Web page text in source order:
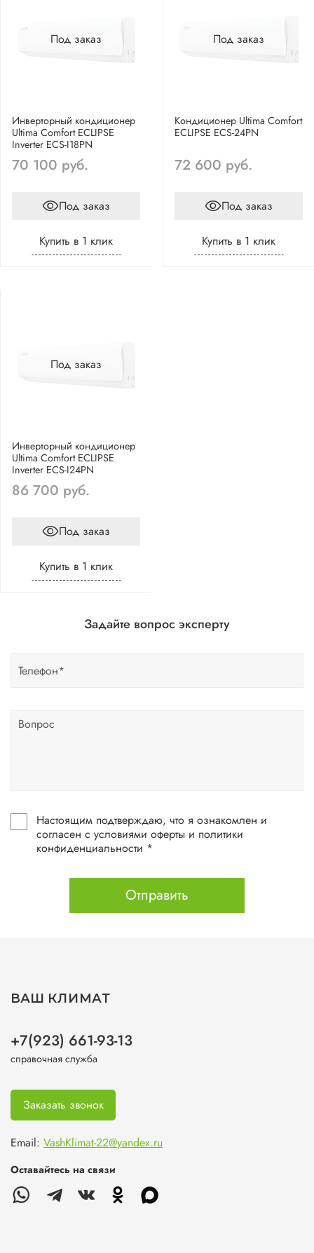
Под заказ
Инверторный кондиционер
Ultima Comfort ECLIPSE
Inverter ECS-I18PN
70 100 руб.
Под заказ
Купить в 1 клик
Под заказ
Кондиционер Ultima Comfort
ECLIPSE ECS-24PN
72 600 руб.
Под заказ
Купить в 1 клик
Под заказ
Инверторный кондиционер
Ultima Comfort ECLIPSE
Inverter ECS-I24PN
86 700 руб.
Под заказ
Купить в 1 клик
Задайте вопрос эксперту
Настоящим подтверждаю, что я ознакомлен и
согласен с условиями оферты и политики
конфиденциальности *
Отправить
ВАШ КЛИМАТ
+7(923) 661-93-13
справочная служба
Заказать звонок
Email: VashKlimat-22@yandex.ru
Оставайтесь на связи